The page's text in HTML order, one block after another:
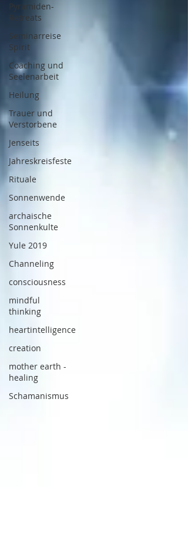
Pyramiden-
Retreats
Seminarreise
Spirit
Coaching und
Seelenarbeit
Heilung
Trauer und
Verstorbene
Jenseits
Jahreskreisfeste
Rituale
Sonnenwende
archaische
Sonnenkulte
Yule 2019
Channeling
consciousness
mindful
thinking
heartintelligence
creation
mother earth -
healing
Schamanismus